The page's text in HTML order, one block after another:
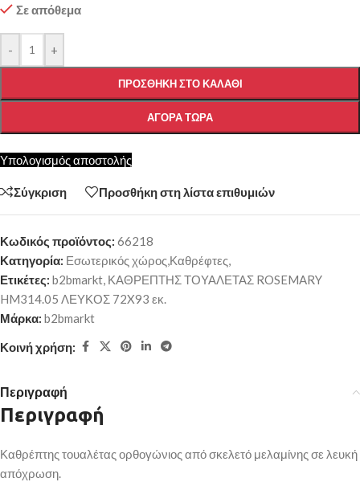
Σε απόθεμα
- +
ΠΡΟΣΘΉΚΗ ΣΤΟ ΚΑΛΆΘΙ
ΑΓΟΡΆ ΤΏΡΑ
Υπολογισμός αποστολής
Σύγκριση Προσθήκη στη λίστα επιθυμιών
Κωδικός προϊόντος: 66218
Κατηγορία: Εσωτερικός χώρος,Καθρέφτες,
Ετικέτες: b2bmarkt, ΚΑΘΡΕΠΤΗΣ ΤΟΥΑΛΕΤΑΣ ROSEMARY
HM314.05 ΛΕΥΚΟΣ 72X93 εκ.
Μάρκα: b2bmarkt
Κοινή χρήση:
Περιγραφή
Περιγραφή
Καθρέπτης τουαλέτας ορθογώνιος από σκελετό μελαμίνης σε λευκή
απόχρωση.